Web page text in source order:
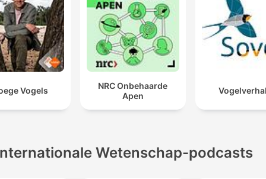
Vogels
NRC Onbehaarde
Apen
Wetenschap-podcasts